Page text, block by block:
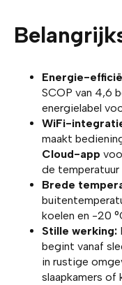
Energie-
SCOP van 4,6
energielabel
WiFi-
maakt
Cloud-app
de temperatuur
Brede
koelen en -20
Stille werking:
begint vanaf
in rustige
slaapkamers of